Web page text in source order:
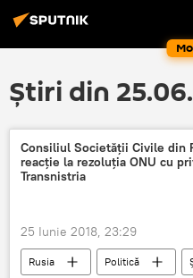
Știri din
Consiliul Societății Civile din
reacție la rezoluția ONU cu
Transnistria
25 Iunie 2018, 23:29
Rusia Politică